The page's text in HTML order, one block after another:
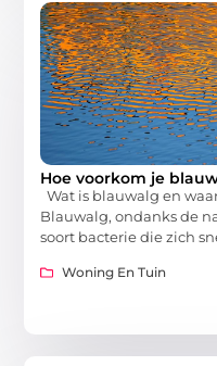
Hoe voorkom je
Wat is blauwalg en
Blauwalg, ondanks de
soort bacterie die zich
Woning En Tuin